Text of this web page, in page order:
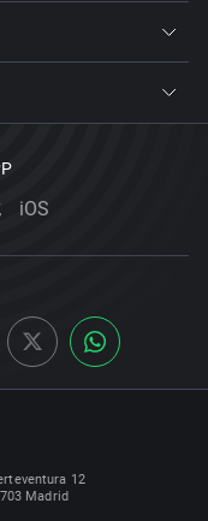
iOS
12
Madrid